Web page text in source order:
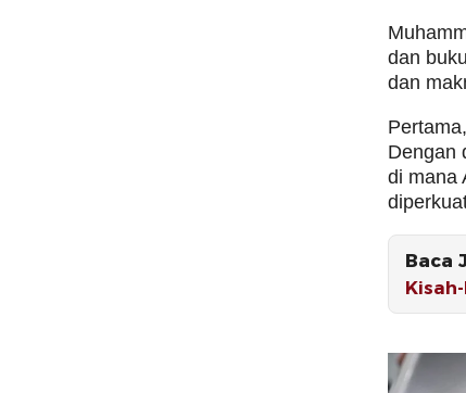
dan
dan
Dengan
di mana
Baca